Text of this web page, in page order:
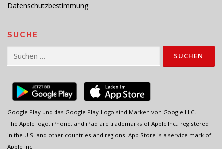
Datenschutzbestimmung
SUCHE
Suchen
Google Play und das Google Play-Logo sind Marken von Google LLC.
The Apple logo, iPhone, and iPad are trademarks of Apple Inc., registered
in the U.S. and other countries and regions. App Store is a service mark of
Apple Inc.